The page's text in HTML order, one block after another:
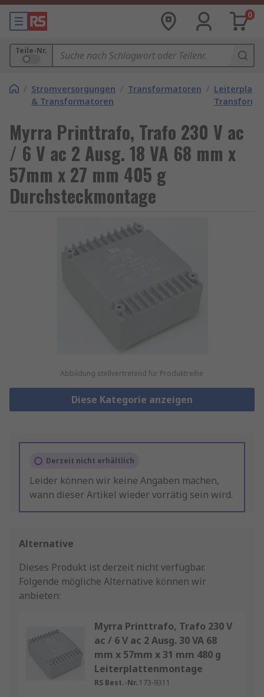
0
Teile-Nr.
/ Stromversorgungen
& Transformatoren
/ Transformatoren /
Myrra Printtrafo, Trafo 230 V ac
/ 6 V ac 2 Ausg. 18 VA 68 mm x
57mm x 27 mm 405 g
Durchsteckmontage
Abbildung stellvertretend für Produktreihe
Diese Kategorie anzeigen
Derzeit nicht erhältlich
Leider können wir keine Angaben machen,
wann dieser Artikel wieder vorrätig sein wird.
Alternative
Dieses Produkt ist derzeit nicht verfügbar.
Folgende mögliche Alternative können wir
anbieten:
Myrra Printtrafo, Trafo 230 V
ac / 6 V ac 2 Ausg. 30 VA 68
mm x 57mm x 31 mm 480 g
Leiterplattenmontage
RS Best.-Nr. 173-9311